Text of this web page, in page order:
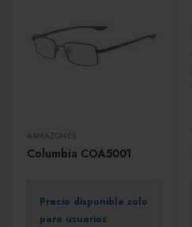
ARMAZONES
Columbia COA5001
Precio disponible solo
para usuarios